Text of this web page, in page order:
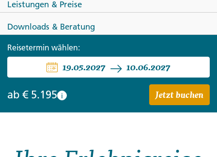
Chinas Vielfalt und das
pulsierende Hongkong
Leistungen & Preise
Downloads & Beratung
Reisetermin wählen:
19.05.2027 10.06.2027
ab € 5.195 i Jetzt buchen